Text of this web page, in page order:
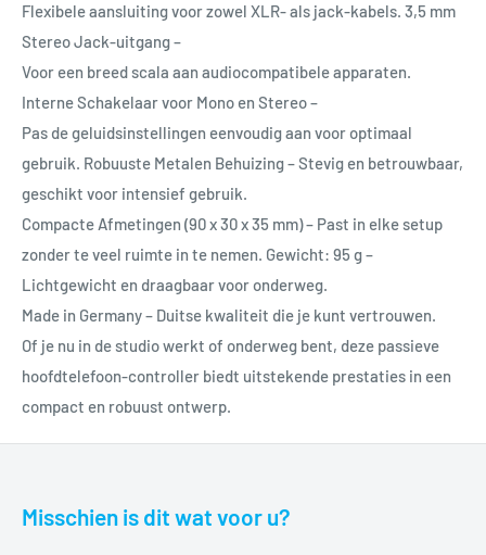
Flexibele aansluiting voor zowel XLR- als jack-kabels. 3,5 mm
Stereo Jack-uitgang –
Voor een breed scala aan audiocompatibele apparaten.
Interne Schakelaar voor Mono en Stereo –
Pas de geluidsinstellingen eenvoudig aan voor optimaal
gebruik. Robuuste Metalen Behuizing – Stevig en betrouwbaar,
geschikt voor intensief gebruik.
Compacte Afmetingen (90 x 30 x 35 mm) – Past in elke setup
zonder te veel ruimte in te nemen. Gewicht: 95 g –
Lichtgewicht en draagbaar voor onderweg.
Made in Germany – Duitse kwaliteit die je kunt vertrouwen.
Of je nu in de studio werkt of onderweg bent, deze passieve
hoofdtelefoon-controller biedt uitstekende prestaties in een
compact en robuust ontwerp.
Misschien is dit wat voor u?